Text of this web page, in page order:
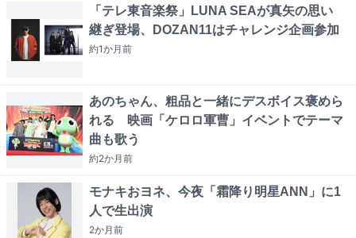
「テレ東音楽祭」LUNA SEAが真矢の思い
継ぎ登場、DOZAN11はチャレンジ企画参加
約1か月前
あのちゃん、粗品と一緒にデスボイス褒めら
れる 映画「ケロロ軍曹」イベントでテーマ
曲も歌う
約2か月前
モナキおヨネ、今夜「霜降り明星ANN」に1
人で生出演
2か月前